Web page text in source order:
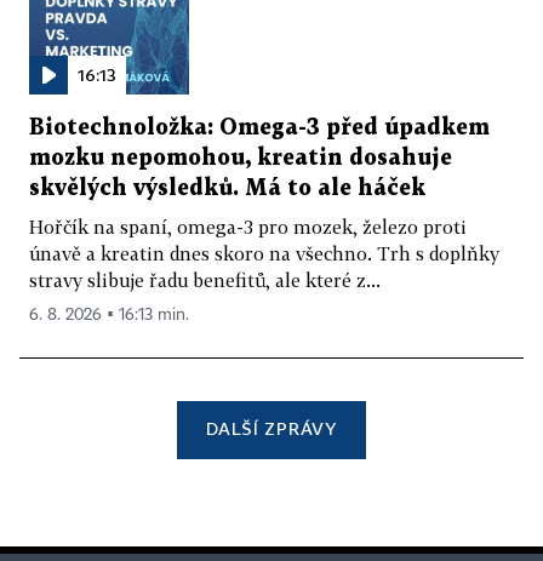
16:13
Biotechnoložka: Omega-3 před úpadkem
mozku nepomohou, kreatin dosahuje
skvělých výsledků. Má to ale háček
Hořčík na spaní, omega-3 pro mozek, železo proti
únavě a kreatin dnes skoro na všechno. Trh s doplňky
stravy slibuje řadu benefitů, ale které z...
6. 8. 2026 ▪ 16:13 min.
DALŠÍ ZPRÁVY